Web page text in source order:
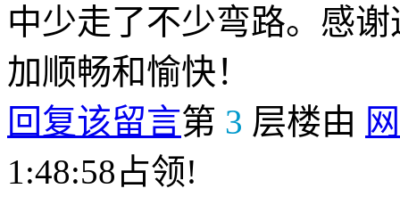
中少走了不少弯路。感
加顺畅和愉快！
回复该留言第 3 层楼由
1:48:58占领!